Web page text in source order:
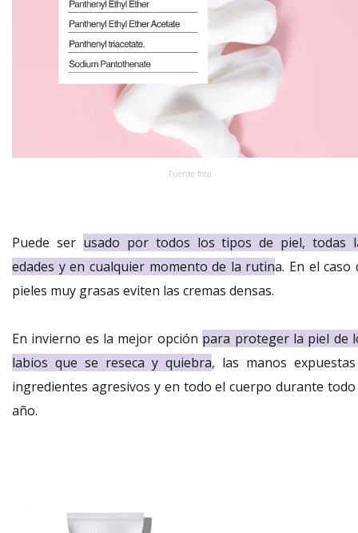
Fuente foto.
Puede ser usado por todos los tipos de piel, todas
edades y en cualquier momento de la rutina. En el caso
pieles muy grasas eviten las cremas densas.
En invierno es la mejor opción para proteger la piel de
labios que se reseca y quiebra, las manos
ingredientes agresivos y en todo el cuerpo durante
año.